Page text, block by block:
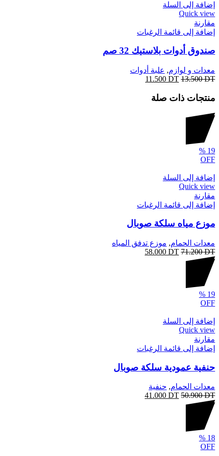
إضافة إلى السلة
Quick view
مقارنة
إضافة إلى قائمة الرغبات
صندوق أدوات بلاستيك 32 صم
معدات و لوازم, علبة أدوات
13.500DT
11.500 DT
منتجات ذات صلة
19
%
OFF
إضافة إلى السلة
Quick view
مقارنة
إضافة إلى قائمة الرغبات
موزع مياه سلكة صوبال
معدات الحمام, موزع تدفق المياه
71.200DT
58.000 DT
19
%
OFF
إضافة إلى السلة
Quick view
مقارنة
إضافة إلى قائمة الرغبات
حنفية عمودية سلكة صوبال
معدات الحمام, حنفية
50.900DT
41.000 DT
18
%
OFF